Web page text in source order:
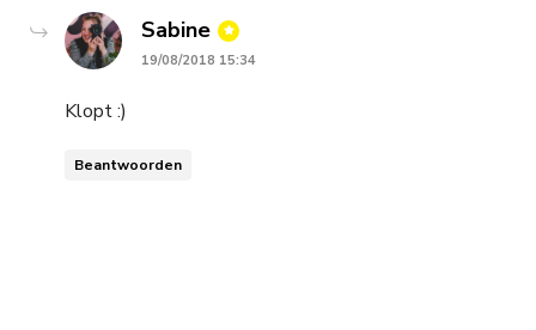
Sabine says:
19/08/2018 15:34
Klopt :)
Beantwoorden